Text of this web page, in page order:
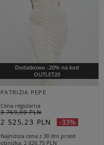
Dodatkowo -20% na kod
OUTLET20
PATRIZIA PEPE
Cena regularna
3 769,00 PLN
2 525,23 PLN -33%
Najniższa cena z 30 dni przed
obniżką 2 826,75 PLN